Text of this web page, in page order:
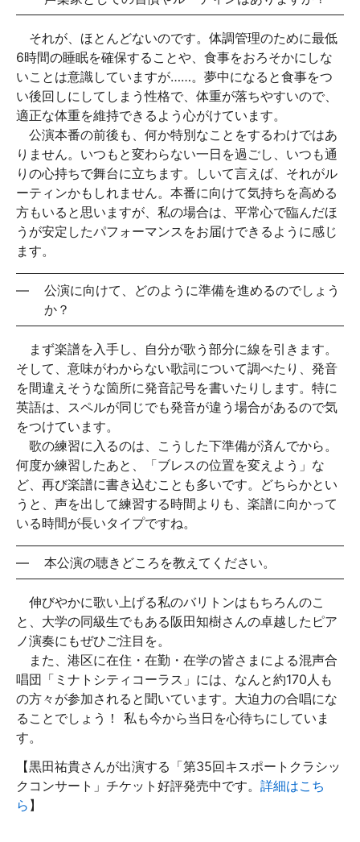
それが、ほとんどないのです。体調管理のために最低
6時間の睡眠を確保することや、食事をおろそかにしな
いことは意識していますが……。夢中になると食事をつ
い後回しにしてしまう性格で、体重が落ちやすいので、
適正な体重を維持できるよう心がけています。
公演本番の前後も、何か特別なことをするわけではあ
りません。いつもと変わらない一日を過ごし、いつも通
りの心持ちで舞台に立ちます。しいて言えば、それがル
ーティンかもしれません。本番に向けて気持ちを高める
方もいると思いますが、私の場合は、平常心で臨んだほ
うが安定したパフォーマンスをお届けできるように感じ
ます。
—
公演に向けて、どのように準備を進めるのでしょう
か？
まず楽譜を入手し、自分が歌う部分に線を引きます。
そして、意味がわからない歌詞について調べたり、発音
を間違えそうな箇所に発音記号を書いたりします。特に
英語は、スペルが同じでも発音が違う場合があるので気
をつけています。
歌の練習に入るのは、こうした下準備が済んでから。
何度か練習したあと、「ブレスの位置を変えよう」な
ど、再び楽譜に書き込むことも多いです。どちらかとい
うと、声を出して練習する時間よりも、楽譜に向かって
いる時間が長いタイプですね。
— 本公演の聴きどころを教えてください。
伸びやかに歌い上げる私のバリトンはもちろんのこ
と、大学の同級生でもある阪田知樹さんの卓越したピア
ノ演奏にもぜひご注目を。
また、港区に在住・在勤・在学の皆さまによる混声合
唱団「ミナトシティコーラス」には、なんと約170人も
の方々が参加されると聞いています。大迫力の合唱にな
ることでしょう！ 私も今から当日を心待ちにしていま
す。
【黒田祐貴さんが出演する「第35回キスポートクラシッ
クコンサート」チケット好評発売中です。 詳細はこち
ら 】